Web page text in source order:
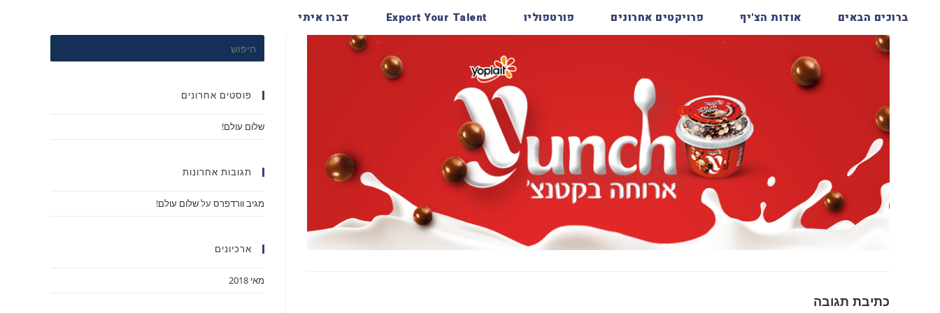
ברוכים הבאים אודות הצ'יף פרויקטים אחרונים פורטפוליו Export Your Talent דברו איתי
כתיבת תגובה
פוסטים אחרונים
שלום עולם!
תגובות אחרונות
מגיב וורדפרס עלשלום עולם!
ארכיונים
מאי 2018